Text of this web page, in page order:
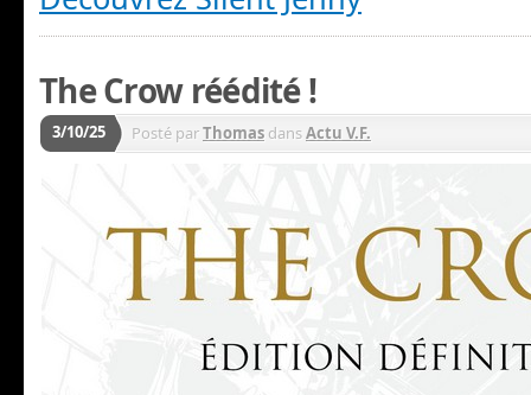
The Crow réédité !
3/10/25 Posté parThomas dansActu V.F.